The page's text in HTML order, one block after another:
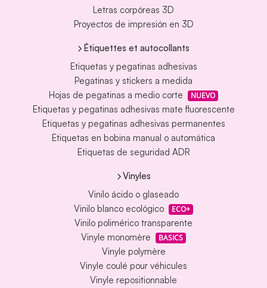
Letras corpóreas 3D
Proyectos de impresión en 3D
Étiquettes et autocollants
Etiquetas y pegatinas adhesivas
Pegatinas y stickers a medida
Hojas de pegatinas a medio corte
NUEVO
Etiquetas y pegatinas adhesivas mate fluorescente
Etiquetas y pegatinas adhesivas permanentes
Etiquetas en bobina manual o automática
Etiquetas de seguridad ADR
Vinyles
Vinilo ácido o glaseado
Vinilo blanco ecológico
ECO+
Vinilo polimérico transparente
Vinyle monomère
BASICS
Vinyle polymère
Vinyle coulé pour véhicules
Vinyle repositionnable